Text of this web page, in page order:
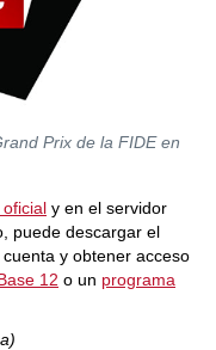
Prix de la FIDE en
oficial y en el servidor
puede descargar el
y obtener acceso
12 o un programa